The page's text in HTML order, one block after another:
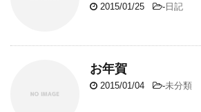
2015/01/25 - 日記
お年賀
2015/01/04 -未分類